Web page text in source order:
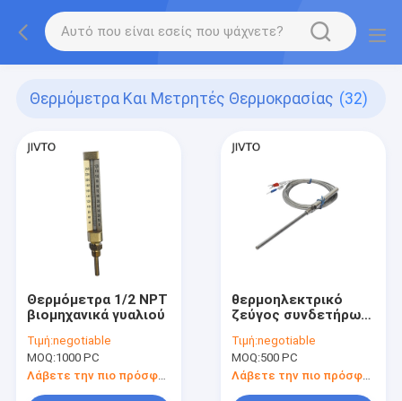
Θερμόμετρα Και Μετρητές Θερμοκρασίας (32)
Θερμόμετρα 1/2 NPT
βιομηχανικά γυαλιού
Τιμή:negotiable
MOQ:1000 PC
Λάβετε την πιο πρόσφατη τιμή
θερμοηλεκτρικό
ζεύγος συνδετήρων
Τιμή:negotiable
MOQ:500 PC